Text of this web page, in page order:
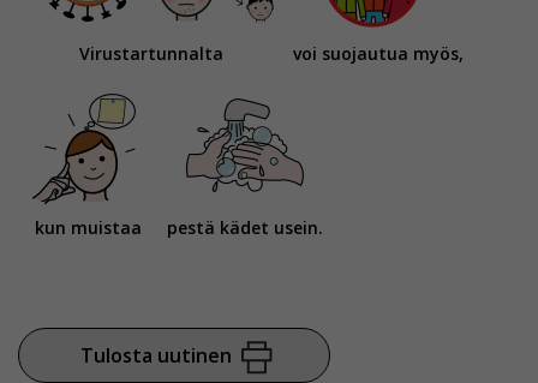
Virustartunnalta voi suojautua myös,
kun muistaa pestä kädet usein.
Tulosta uutinen